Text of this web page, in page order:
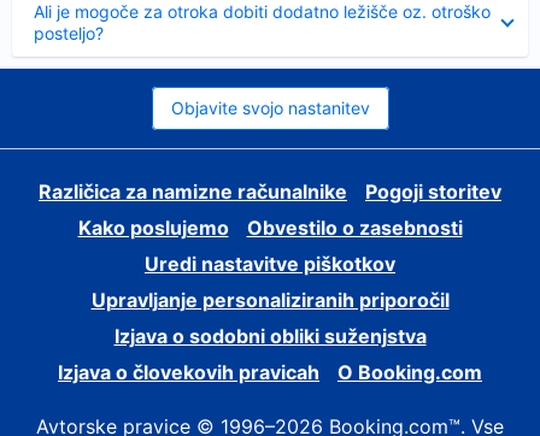
Ali je mogoče za otroka dobiti dodatno ležišče oz. otroško
posteljo?
Objavite svojo nastanitev
Različica za namizne računalnike
Pogoji storitev
Kako poslujemo
Obvestilo o zasebnosti
Uredi nastavitve piškotkov
Upravljanje personaliziranih priporočil
Izjava o sodobni obliki suženjstva
Izjava o človekovih pravicah
O Booking.com
Avtorske pravice © 1996–2026 Booking.com™. Vse